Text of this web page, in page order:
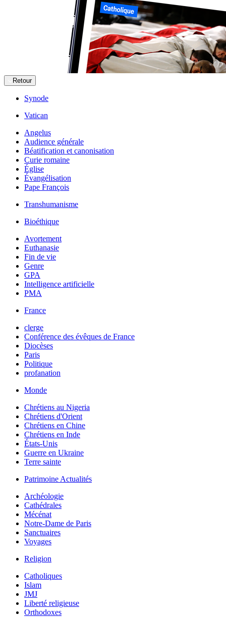
Retour
Synode
Vatican
Angelus
Audience générale
Béatification et canonisation
Curie romaine
Église
Évangélisation
Pape François
Transhumanisme
Bioéthique
Avortement
Euthanasie
Fin de vie
Genre
GPA
Intelligence artificielle
PMA
France
clerge
Conférence des évêques de France
Diocèses
Paris
Politique
profanation
Monde
Chrétiens au Nigeria
Chrétiens d'Orient
Chrétiens en Chine
Chrétiens en Inde
États-Unis
Guerre en Ukraine
Terre sainte
Patrimoine Actualités
Archéologie
Cathédrales
Mécénat
Notre-Dame de Paris
Sanctuaires
Voyages
Religion
Catholiques
Islam
JMJ
Liberté religieuse
Orthodoxes